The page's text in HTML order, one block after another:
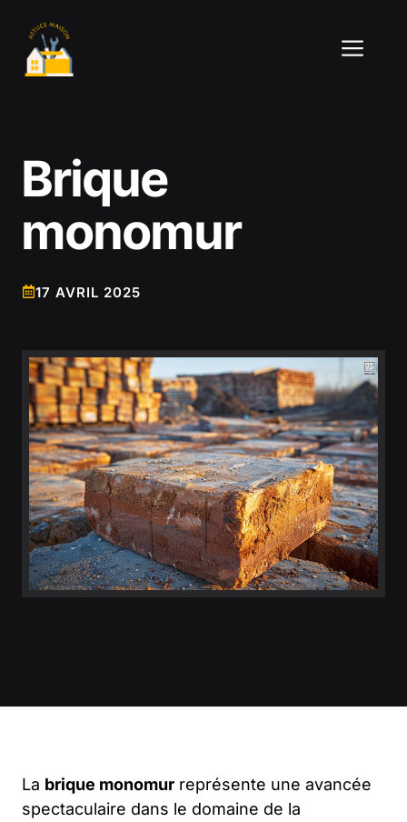
contenu
Brique
monomur
17 AVRIL 2025
La brique monomur représente une avancée
spectaculaire dans le domaine de la